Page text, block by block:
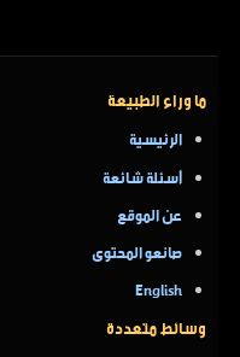
ما وراء الطبيعة
الرئيسية
أسئلة شائعة
عن الموقع
صانعو المحتوى
English
وسائط متعددة